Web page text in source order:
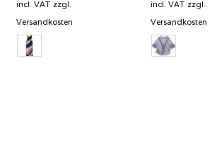
incl. VAT zzgl.
Versandkosten
incl. VAT zzgl.
Versandkosten